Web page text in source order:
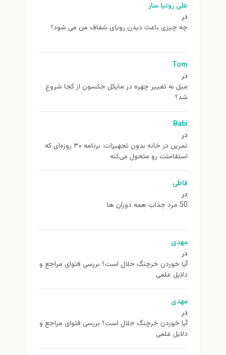
علی روئیا ساز
در
چه چیزی باعث دیدن رویای شفاف من می شود؟
Tom
در
ميل به تغيير چهره در مایکل جکسون از كجا شروع
شد؟
Babi
در
تمرین در خانه بدون تجهیزات: برنامه ۳۰ روزه‌ای که
استقامتت رو متحول می‌کنه
فاطی
در
50 مرد جذاب همه دوران ها
مهدی
در
آیا خوردن خرچنگ حلال است؟ بررسی فتوای مراجع و
دلایل علمی
مهدی
در
آیا خوردن خرچنگ حلال است؟ بررسی فتوای مراجع و
دلایل علمی